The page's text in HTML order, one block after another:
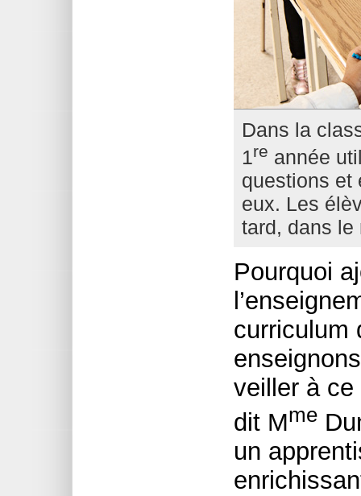
Dans la
1re année
questions et
eux. Les
tard, dans
Pourquoi
curriculum
veiller à ce
dit Mme
un